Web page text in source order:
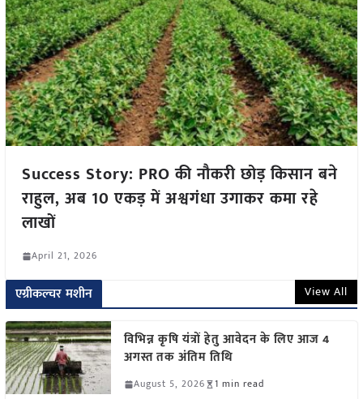
Success Story: PRO की नौकरी छोड़ किसान बने
राहुल, अब 10 एकड़ में अश्वगंधा उगाकर कमा रहे
लाखों
April 21, 2026
एग्रीकल्चर मशीन View All
विभिन्न कृषि यंत्रों हेतु आवेदन के लिए आज 4
अगस्त तक अंतिम तिथि
August 5, 2026 1 min read